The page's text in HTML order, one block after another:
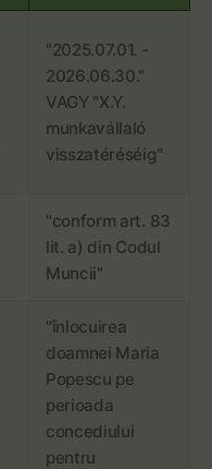
"2025.07.01. -
2026.06.30."
VAGY "X.Y.
munkavállaló
visszatéréséig"
"conform art. 83
lit. a) din Codul
Muncii"
"înlocuirea
doamnei Maria
Popescu pe
perioada
concediului
pentru